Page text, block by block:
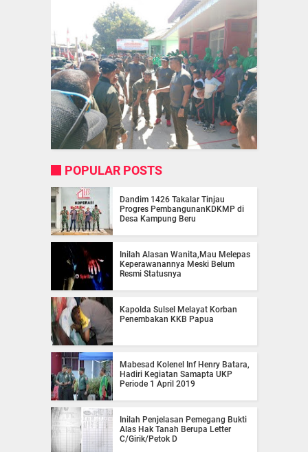
POPULAR POSTS
Dandim 1426 Takalar Tinjau
Progres PembangunanKDKMP di
Desa Kampung Beru
Inilah Alasan Wanita,Mau Melepas
Keperawanannya Meski Belum
Resmi Statusnya
Kapolda Sulsel Melayat Korban
Penembakan KKB Papua
Mabesad Kolenel Inf Henry Batara,
Hadiri Kegiatan Samapta UKP
Periode 1 April 2019
Inilah Penjelasan Pemegang Bukti
Alas Hak Tanah Berupa Letter
C/Girik/Petok D